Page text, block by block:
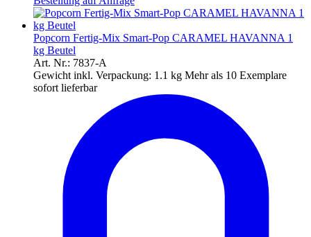
Popcorn Fertig-Mix Smart-Pop CARAMEL HAVANNA 1
kg Beutel
Art. Nr.: 7837-A
Gewicht inkl. Verpackung: 1.1 kg Mehr als 10 Exemplare
sofort lieferbar